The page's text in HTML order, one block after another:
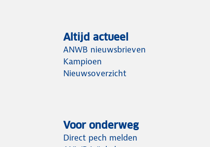
Altijd actueel
ANWB nieuwsbrieven
Kampioen
Nieuwsoverzicht
Voor onderweg
Direct pech melden